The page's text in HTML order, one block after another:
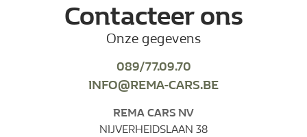
Contacteer ons
Onze gegevens
089/77.09.70
INFO@REMA-CARS.BE
REMA CARS NV
NIJVERHEIDSLAAN 38